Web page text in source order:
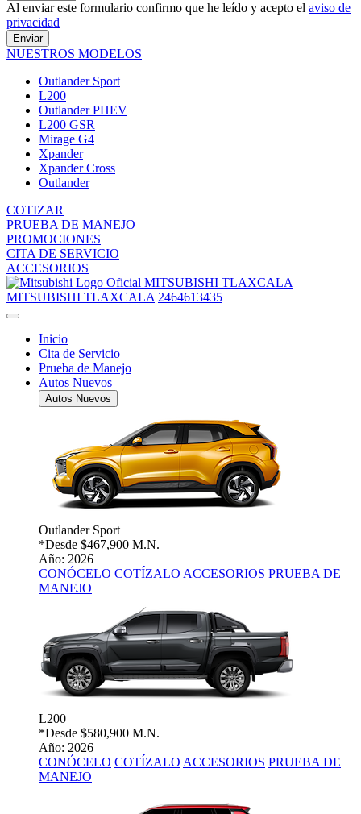
Al enviar este formulario confirmo que he leído y acepto el aviso de
privacidad
Enviar
NUESTROS MODELOS
Outlander Sport
L200
Outlander PHEV
L200 GSR
Mirage G4
Xpander
Xpander Cross
Outlander
COTIZAR
PRUEBA DE MANEJO
PROMOCIONES
CITA DE SERVICIO
ACCESORIOS
MITSUBISHI TLAXCALA
MITSUBISHI TLAXCALA 2464613435
Inicio
Cita de Servicio
Prueba de Manejo
Autos Nuevos
Autos Nuevos
Outlander Sport
*Desde $467,900 M.N.
Año: 2026
CONÓCELO COTÍZALO ACCESORIOS PRUEBA DE
MANEJO
L200
*Desde $580,900 M.N.
Año: 2026
CONÓCELO COTÍZALO ACCESORIOS PRUEBA DE
MANEJO